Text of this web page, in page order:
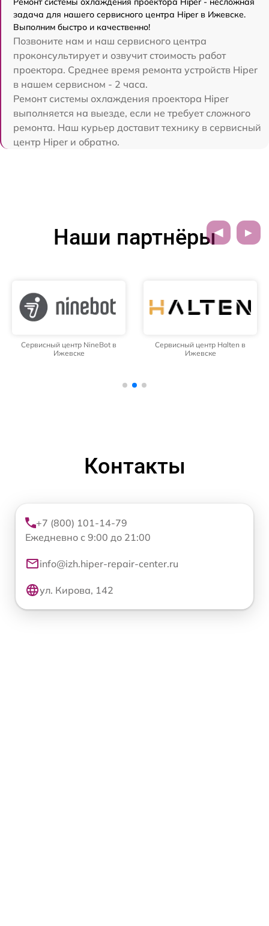
задача для нашего сервисного центра Hiper в Ижевске.
Выполним быстро и качественно!
Позвоните нам и наш сервисного центра
проконсультирует и озвучит стоимость работ
проектора. Среднее время ремонта устройств Hiper
в нашем сервисном - 2 часа.
Ремонт системы охлаждения проектора Hiper
выполняется на выезде, если не требует сложного
ремонта. Наш курьер доставит технику в сервисный
центр Hiper и обратно.
Наши партнёры
Сервисный центр NineBot в
Ижевске
Сервисный центр Halten в
Ижевске
Контакты
+7 (800) 101-14-79
Ежедневно с 9:00 до 21:00
info@izh.hiper-repair-center.ru
ул. Кирова, 142